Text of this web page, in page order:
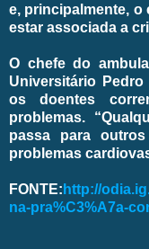
e, principalmente, o
estar associada a
O chefe do
Universitário
os doentes
problemas.
passa para
problemas
FONTE: http://
na-pra%C3%A7a-